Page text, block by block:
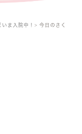
ま入院中！ 今日のさく